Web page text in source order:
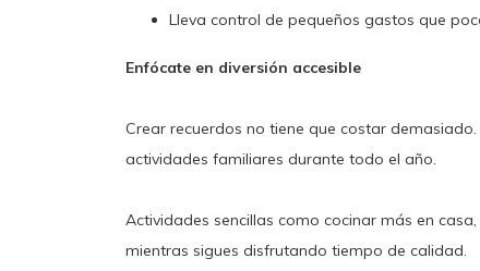
Lleva control de pequeños gastos que
Enfócate en diversión accesible
Crear recuerdos no tiene que costar
actividades familiares durante todo el año.
Actividades sencillas como cocinar más en
mientras sigues disfrutando tiempo de calidad.